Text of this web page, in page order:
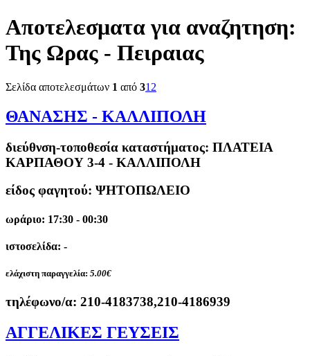
Αποτελεσματα για αναζητηση:
Της Ωρας - Πειραιας
Σελίδα αποτελεσμάτων 1 από 31 2
ΘΑΝΑΣΗΣ - ΚΑΛΛΙΠΟΛΗ
διεύθνση-τοποθεσία καταστήματος: ΠΛΑΤΕΙΑ
ΚΑΡΠΑΘΟΥ 3-4 - ΚΑΛΛΙΠΟΛΗ
είδος φαγητού: ΨΗΤΟΠΩΛΕΙΟ
ωράριο: 17:30 - 00:30
ιστοσελίδα: -
ελάχιστη παραγγελία: 5.00€
τηλέφωνο/α: 210-4183738,210-4186939
ΑΓΓΕΛΙΚΕΣ ΓΕΥΣΕΙΣ